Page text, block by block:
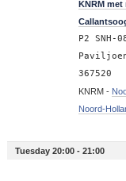
KNRM
P2
367520
KNRM -
Noord-
Tuesday 20:00 - 21:00